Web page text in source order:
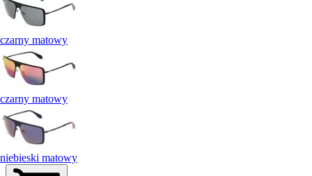
czarny matowy
czarny matowy
niebieski matowy